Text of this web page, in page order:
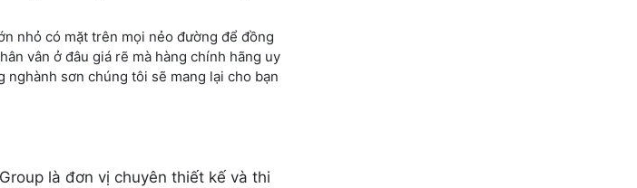
nhỏ có mặt trên mọi nẻo đường để đồng
vân ở đâu giá rẽ mà hàng chính hãng uy
sơn chúng tôi sẽ mang lại cho bạn
là đơn vị chuyên thiết kế và thi